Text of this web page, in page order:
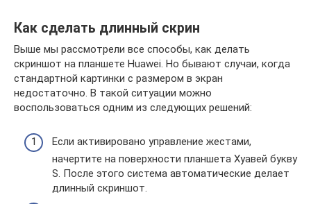
Как сделать длинный скрин
Выше мы рассмотрели все способы, как делать
скриншот на планшете Huawei. Но бывают случаи, когда
стандартной картинки с размером в экран
недостаточно. В такой ситуации можно
воспользоваться одним из следующих решений:
Если активировано управление жестами,
начертите на поверхности планшета Хуавей букву
S. После этого система автоматические делает
длинный скриншот.